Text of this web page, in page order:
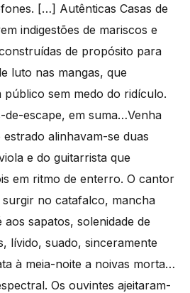
[…] Autênticas Casas de
indigestões de mariscos e
de propósito para
luto nas mangas, que
sem medo do ridículo.
de-escape, em suma…Venha
alinhavam-se duas
e do guitarrista que
em ritmo de enterro. O cantor
no catafalco, mancha
sapatos, solenidade de
lívido, suado, sinceramente
à meia-noite a noivas morta…
Os ouvintes ajeitaram-